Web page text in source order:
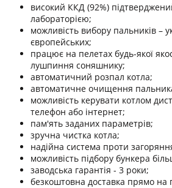
високий ККД (92%)
лабораторією;
можливість вибору пальників –
європейських;
працює на пелетах будь-якої
лушпиння соняшнику;
автоматичний розпал котла;
автоматичне очищення
можливість керувати котлом
телефон або інтернет;
пам'ять заданих параметрів;
зручна чистка котла;
надійна система проти
можливість підбору бункера
заводська гарантія - 3 роки;
безкоштовна доставка прямо на